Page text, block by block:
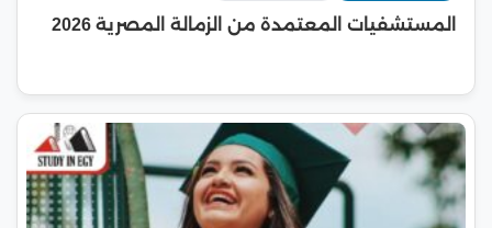
المستشفيات المعتمدة من الزمالة المصرية 2026